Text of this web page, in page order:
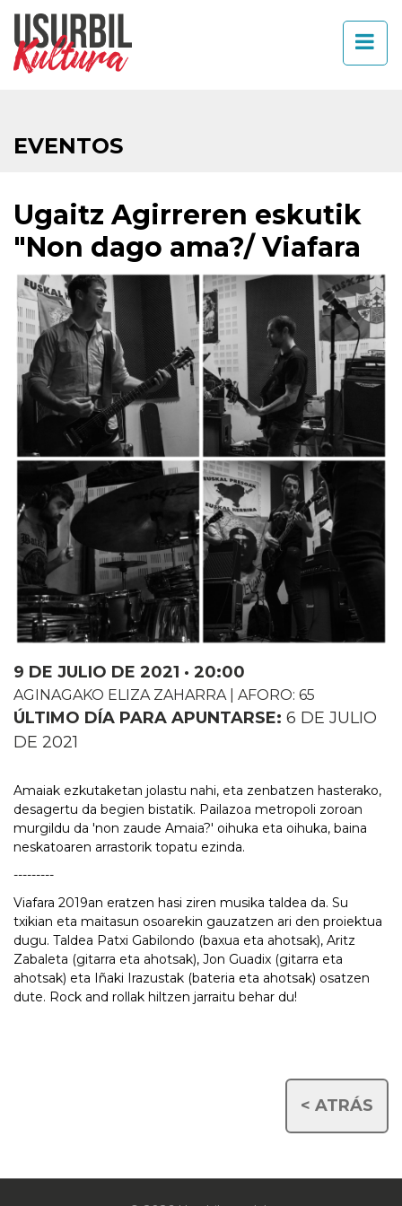
EVENTOS
Ugaitz Agirreren eskutik
"Non dago ama?/ Viafara
9 DE JULIO DE 2021 · 20:00
AGINAGAKO ELIZA ZAHARRA | AFORO: 65
ÚLTIMO DÍA PARA APUNTARSE: 6 DE JULIO
DE 2021
Amaiak ezkutaketan jolastu nahi, eta zenbatzen hasterako,
desagertu da begien bistatik. Pailazoa metropoli zoroan
murgildu da 'non zaude Amaia?' oihuka eta oihuka, baina
neskatoaren arrastorik topatu ezinda.
---------
Viafara 2019an eratzen hasi ziren musika taldea da. Su
txikian eta maitasun osoarekin gauzatzen ari den proiektua
dugu. Taldea Patxi Gabilondo (baxua eta ahotsak), Aritz
Zabaleta (gitarra eta ahotsak), Jon Guadix (gitarra eta
ahotsak) eta Iñaki Irazustak (bateria eta ahotsak) osatzen
dute. Rock and rollak hiltzen jarraitu behar du!
< ATRÁS